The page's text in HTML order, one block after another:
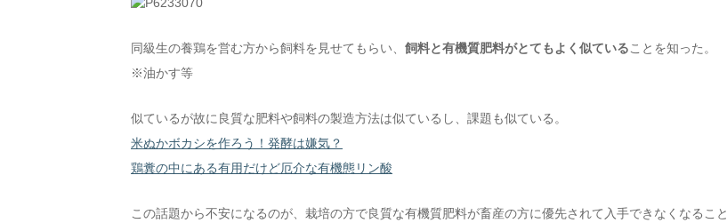
同級生の養鶏を営む方から飼料を見せてもらい、 飼料と有機質肥料がとてもよく似ていることを知った。
※油かす等
似ているが故に良質な肥料や飼料の製造方法は似ているし、課題も似ている。
米ぬかボカシを作ろう！発酵は嫌気？
鶏糞の中にある有用だけど厄介な有機態リン酸
この話題から不安になるのが、栽培の方で良質な有機質肥料が畜産の方に優先されて入手できなくなること